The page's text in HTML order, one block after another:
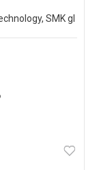
SMK gl